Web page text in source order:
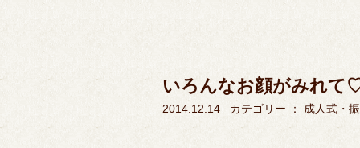
いろんなお顔がみれて
2014.12.14 カテゴリー ： 成人式・